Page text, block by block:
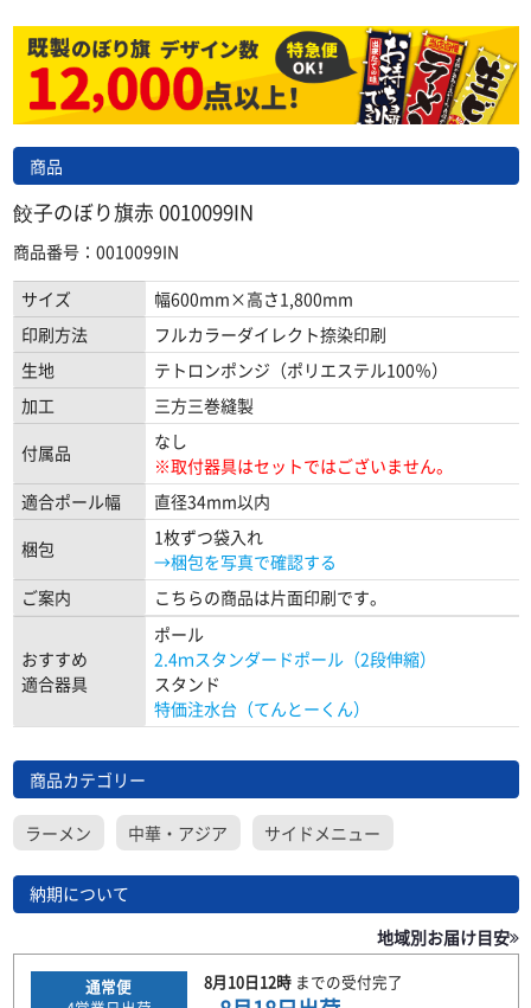
商品
餃子のぼり旗赤 0010099IN
商品番号：0010099IN
サイズ
幅600mm×高さ1,800mm
印刷方法
フルカラーダイレクト捺染印刷
生地
テトロンポンジ（ポリエステル100％）
加工
三方三巻縫製
付属品
なし
※取付器具はセットではございません。
適合ポール幅
直径34mm以内
梱包
1枚ずつ袋入れ
→梱包を写真で確認する
ご案内
こちらの商品は片面印刷です。
おすすめ
適合器具
ポール
2.4ｍスタンダードポール（2段伸縮）
スタンド
特価注水台（てんとーくん）
商品カテゴリー
ラーメン 中華・アジア サイドメニュー
納期について
地域別お届け目安
通常便
8月10日12時までの受付完了